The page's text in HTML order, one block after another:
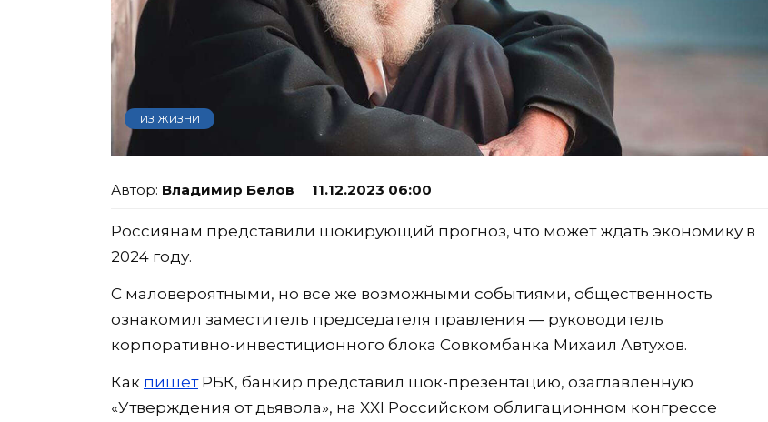
ИЗ ЖИЗНИ
Владимир Белов 11.12.2023 06:00
Россиянам представили шокирующий прогноз, что может ждать экономику в
2024 году.
С маловероятными, но все же возможными событиями, общественность
ознакомил заместитель председателя правления — руководитель
корпоративно-инвестиционного блока Совкомбанка Михаил Автухов.
Как пишетРБК, банкир представил шок-презентацию, озаглавленную
«Утверждения от дьявола», на XXI Российском облигационном конгрессе